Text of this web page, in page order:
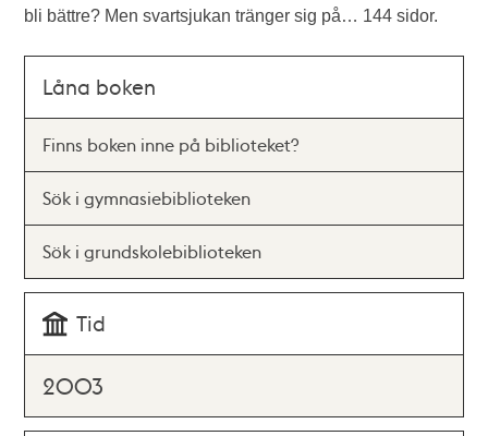
bli bättre? Men svartsjukan tränger sig på… 144 sidor.
Låna boken
Finns boken inne på biblioteket?
Sök i gymnasiebiblioteken
Sök i grundskolebiblioteken
Tid
2003